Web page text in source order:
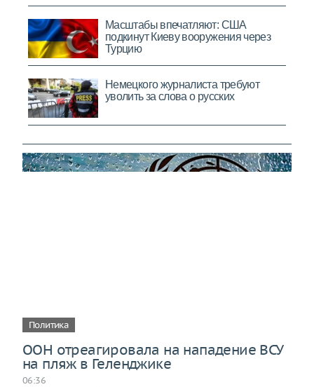
Политика
ООН отреагировала на нападение ВСУ
на пляж в Геленджике
06:36